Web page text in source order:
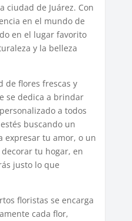
ciudad de Juárez. Con
en el mundo de
en el lugar favorito
y la belleza
de flores frescas y
se dedica a brindar
a todos
buscando un
expresar tu amor, o un
tu hogar, en
justo lo que
floristas se encarga
cada flor,